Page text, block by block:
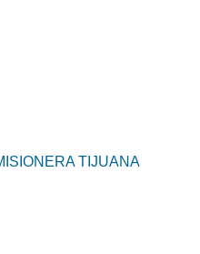
TIJUANA